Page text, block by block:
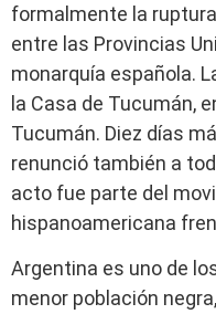
formalmente la
entre las Provincias
monarquía española.
la Casa de Tucumán,
Tucumán. Diez días
renunció también a
acto fue parte del
hispanoamericana
Argentina es uno de
menor población